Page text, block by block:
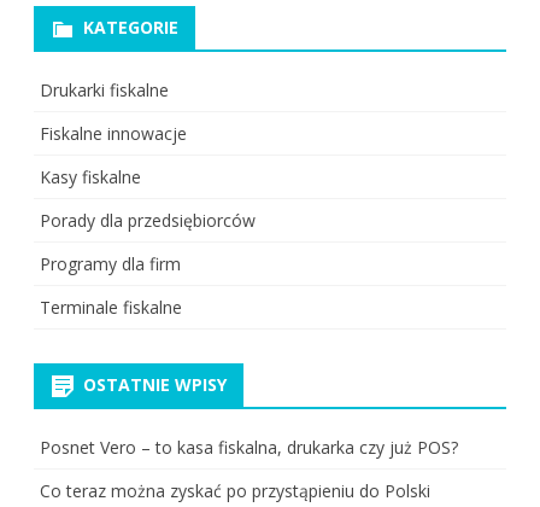
KATEGORIE
Drukarki fiskalne
Fiskalne innowacje
Kasy fiskalne
Porady dla przedsiębiorców
Programy dla firm
Terminale fiskalne
OSTATNIE WPISY
Posnet Vero – to kasa fiskalna, drukarka czy już POS?
Co teraz można zyskać po przystąpieniu do Polski